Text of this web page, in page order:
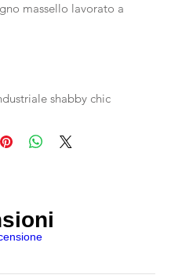
massello lavorato a
shabby chic